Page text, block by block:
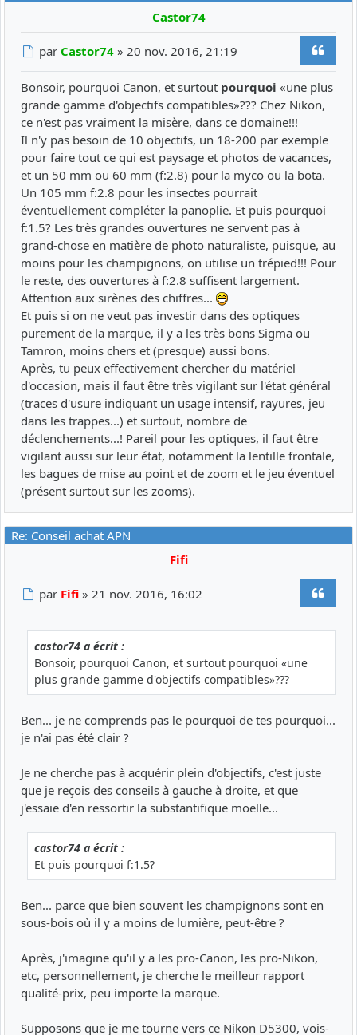
Castor74
Message
par Castor74 »20 nov. 2016, 21:19
Bonsoir, pourquoi Canon, et surtout pourquoi «une plus
grande gamme d'objectifs compatibles»??? Chez Nikon,
ce n'est pas vraiment la misère, dans ce domaine!!!
Il n'y pas besoin de 10 objectifs, un 18-200 par exemple
pour faire tout ce qui est paysage et photos de vacances,
et un 50 mm ou 60 mm (f:2.8) pour la myco ou la bota.
Un 105 mm f:2.8 pour les insectes pourrait
éventuellement compléter la panoplie. Et puis pourquoi
f:1.5? Les très grandes ouvertures ne servent pas à
grand-chose en matière de photo naturaliste, puisque, au
moins pour les champignons, on utilise un trépied!!! Pour
le reste, des ouvertures à f:2.8 suffisent largement.
Attention aux sirènes des chiffres...
Et puis si on ne veut pas investir dans des optiques
purement de la marque, il y a les très bons Sigma ou
Tamron, moins chers et (presque) aussi bons.
Après, tu peux effectivement chercher du matériel
d'occasion, mais il faut être très vigilant sur l'état général
(traces d'usure indiquant un usage intensif, rayures, jeu
dans les trappes...) et surtout, nombre de
déclenchements...! Pareil pour les optiques, il faut être
vigilant aussi sur leur état, notamment la lentille frontale,
les bagues de mise au point et de zoom et le jeu éventuel
(présent surtout sur les zooms).
Re: Conseil achat APN
Fifi
Message
par Fifi »21 nov. 2016, 16:02
castor74 a écrit :
Bonsoir, pourquoi Canon, et surtout pourquoi «une
plus grande gamme d'objectifs compatibles»???
Ben... je ne comprends pas le pourquoi de tes pourquoi...
je n'ai pas été clair ?
Je ne cherche pas à acquérir plein d'objectifs, c'est juste
que je reçois des conseils à gauche à droite, et que
j'essaie d'en ressortir la substantifique moelle...
castor74 a écrit :
Et puis pourquoi f:1.5?
Ben... parce que bien souvent les champignons sont en
sous-bois où il y a moins de lumière, peut-être ?
Après, j'imagine qu'il y a les pro-Canon, les pro-Nikon,
etc, personnellement, je cherche le meilleur rapport
qualité-prix, peu importe la marque.
Supposons que je me tourne vers ce Nikon D5300, vois-